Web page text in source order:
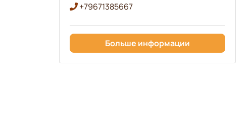
+79671385667
Больше информации